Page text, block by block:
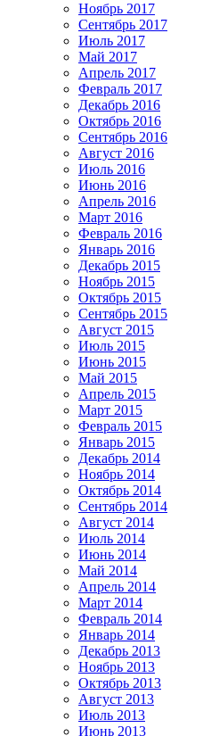
Ноябрь 2017
Сентябрь 2017
Июль 2017
Май 2017
Апрель 2017
Февраль 2017
Декабрь 2016
Октябрь 2016
Сентябрь 2016
Август 2016
Июль 2016
Июнь 2016
Апрель 2016
Март 2016
Февраль 2016
Январь 2016
Декабрь 2015
Ноябрь 2015
Октябрь 2015
Сентябрь 2015
Август 2015
Июль 2015
Июнь 2015
Май 2015
Апрель 2015
Март 2015
Февраль 2015
Январь 2015
Декабрь 2014
Ноябрь 2014
Октябрь 2014
Сентябрь 2014
Август 2014
Июль 2014
Июнь 2014
Май 2014
Апрель 2014
Март 2014
Февраль 2014
Январь 2014
Декабрь 2013
Ноябрь 2013
Октябрь 2013
Август 2013
Июль 2013
Июнь 2013